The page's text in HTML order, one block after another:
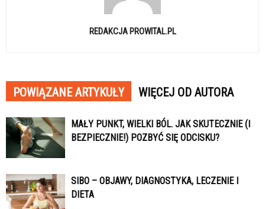
REDAKCJA PROWITAL.PL
POWIĄZANE ARTYKUŁY WIĘCEJ OD AUTORA
MAŁY PUNKT, WIELKI BÓL. JAK SKUTECZNIE (I
BEZPIECZNIE!) POZBYĆ SIĘ ODCISKU?
SIBO – OBJAWY, DIAGNOSTYKA, LECZENIE I
DIETA